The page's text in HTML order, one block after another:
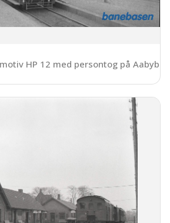
HP 12 med persontog på